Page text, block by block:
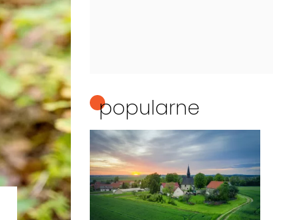
popularne